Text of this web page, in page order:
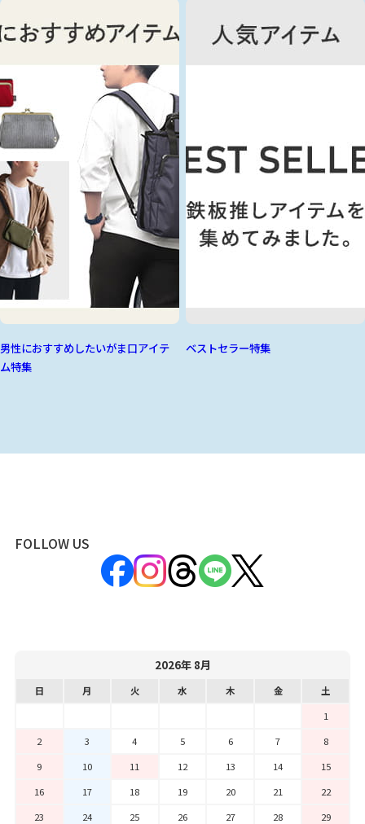
男性におすすめしたいがま口アイテ
ム特集
ベストセラー特集
FOLLOW US
2026年 8月
日 月 火 水 木 金
土
1
2
3 4 5 6 7
8
9
10 11 12 13 14
15
16
17 18 19 20 21
22
23
24 25 26 27 28
29